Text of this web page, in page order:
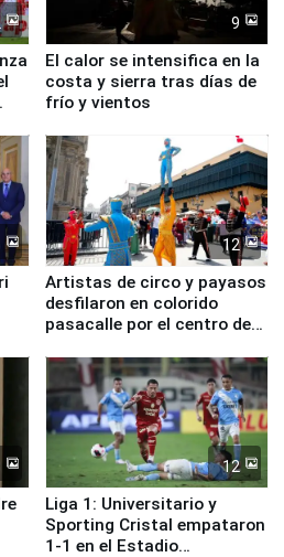
9
El calor se intensifica en la
costa y sierra tras días de
frío y vientos
12
Artistas de circo y payasos
desfilaron en colorido
pasacalle por el centro de
12
Liga 1: Universitario y
Sporting Cristal empataron
1-1 en el Estadio